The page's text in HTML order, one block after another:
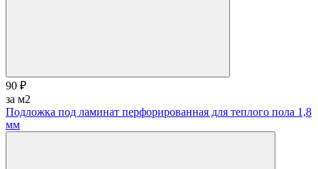
90 ₽
за м2
Подложка под ламинат перфорированная для теплого пола 1,8
мм